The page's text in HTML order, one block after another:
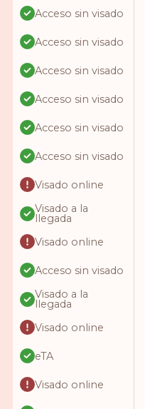
Acceso sin visado
Acceso sin visado
Acceso sin visado
Acceso sin visado
Acceso sin visado
Acceso sin visado
Visado online
Visado a la
llegada
Visado online
Acceso sin visado
Visado a la
llegada
Visado online
eTA
Visado online